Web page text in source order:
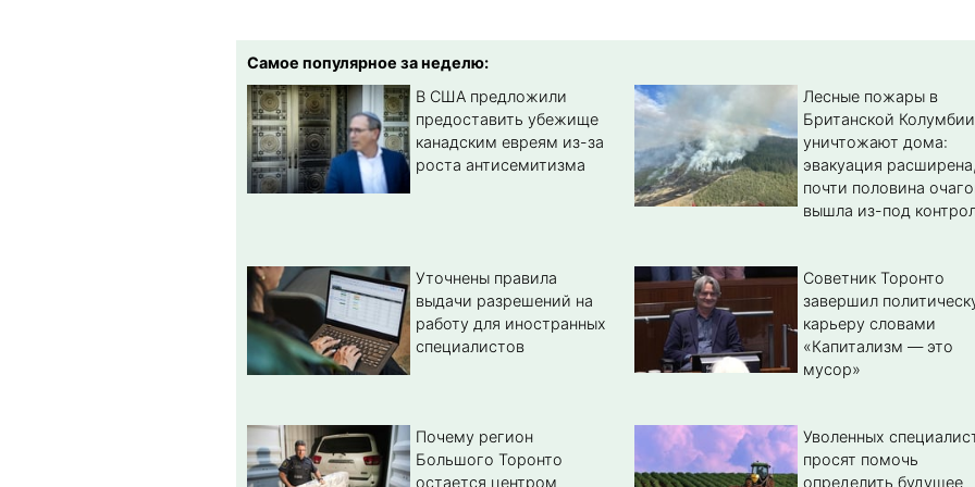
Самое популярное за неделю:
В США предложили
предоставить убежище
канадским евреям из-за
роста антисемитизма
Лесные пожары в
Британской Колумбии
уничтожают дома:
эвакуация расширена,
почти половина
вышла из-под
Уточнены правила
выдачи разрешений на
работу для иностранных
специалистов
Советник Торонто
завершил
карьеру словами
«Капитализм — это
мусор»
Почему регион
Большого Торонто
остается центром
Уволенных
просят помочь
определить будущее